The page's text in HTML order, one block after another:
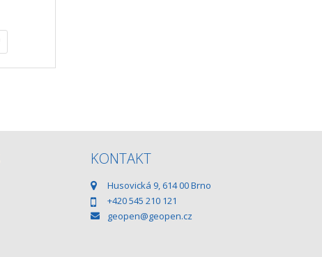
KONTAKT
Husovická 9, 614 00 Brno
+420 545 210 121
geopen@geopen.cz